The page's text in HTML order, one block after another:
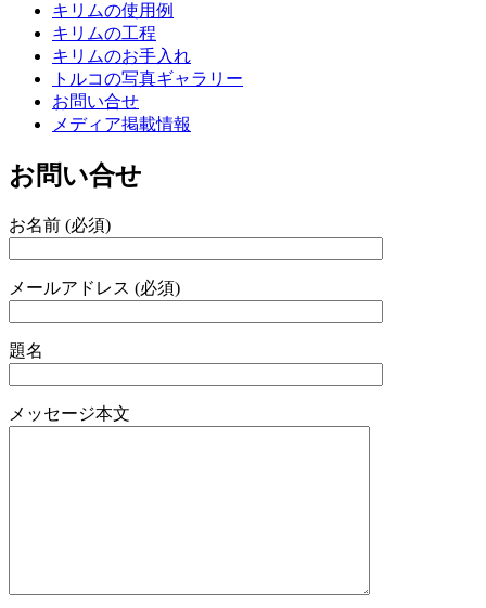
キリムの使用例
キリムの工程
キリムのお手入れ
トルコの写真ギャラリー
お問い合せ
メディア掲載情報
お問い合せ
お名前 (必須)
メールアドレス (必須)
題名
メッセージ本文